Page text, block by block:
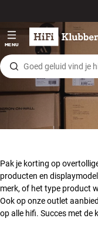
MENU
Hi-fi
Luidsprekers
Platenspeler
Koptelefoons
Surround
Tv
Systeem
Pak je korting op
producten en
merk, of het type product
Ook op onze outlet
op alle hifi. Succes met de